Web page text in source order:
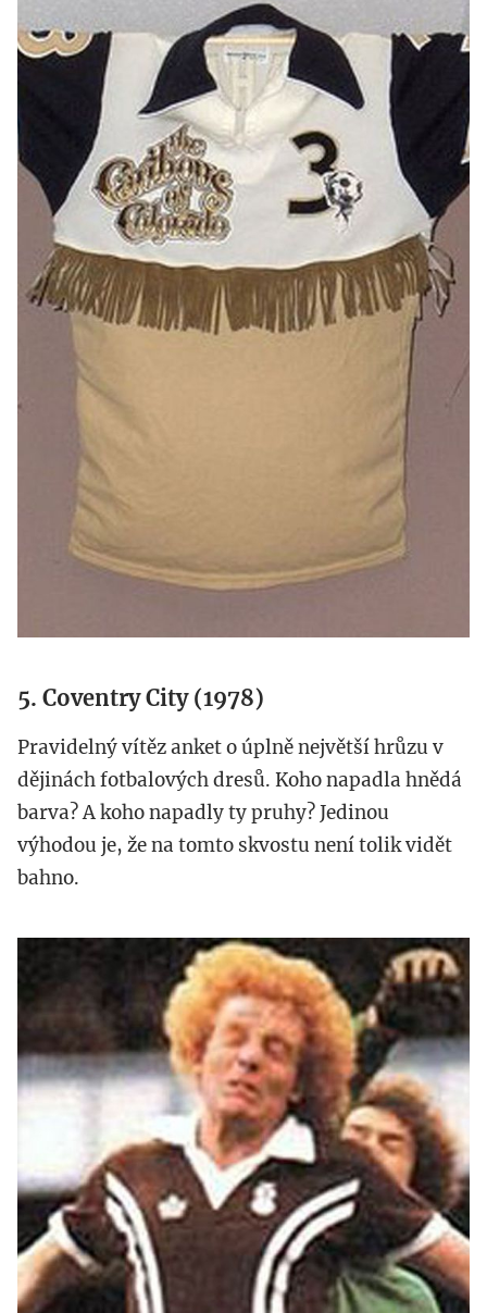
caribous.jpg
5. Coventry City (1978)
Pravidelný vítěz anket o úplně největší hrůzu v
dějinách fotbalových dresů. Koho napadla hnědá
barva? A koho napadly ty pruhy? Jedinou
výhodou je, že na tomto skvostu není tolik vidět
bahno.
coventry-
city.jpg